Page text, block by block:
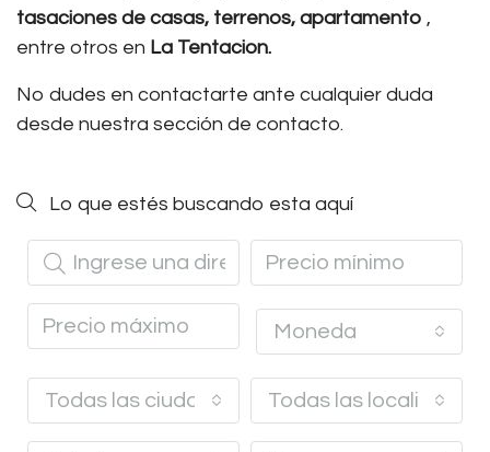
tasaciones de casas, terrenos, apartamento ,
entre otros en La Tentacion.
No dudes en contactarte ante cualquier duda
desde nuestra sección de contacto.
Lo que estés buscando esta aquí
Moneda
Todas las ciudades Todas las localidades